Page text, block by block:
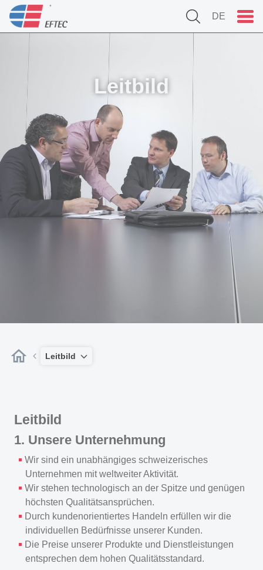
DE
Leitbild
Leitbild
Leitbild
1. Unsere Unternehmung
Wir sind ein unabhängiges schweizerisches
Unternehmen mit weltweiter Aktivität.
Wir stehen technologisch an der Spitze und genügen
höchsten Qualitätsansprüchen.
Durch kundenorientiertes Handeln erfüllen wir die
individuellen Bedürfnisse unserer Kunden.
Die Preise unserer Produkte und Dienstleistungen
entsprechen dem hohen Qualitätsstandard.